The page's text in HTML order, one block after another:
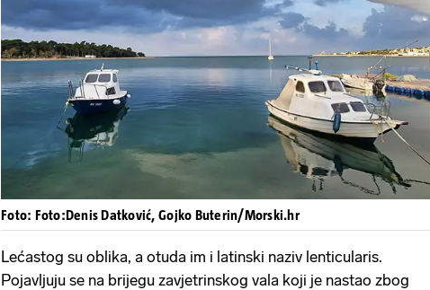
Foto: Foto:Denis Datković, Gojko Buterin/Morski.hr
Lećastog su oblika, a otuda im i latinski naziv lenticularis.
Pojavljuju se na brijegu zavjetrinskog vala koji je nastao zbog